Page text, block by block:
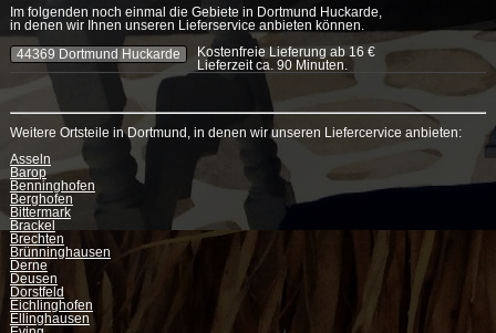
Im folgenden noch einmal die Gebiete in Dortmund Huckarde,
in denen wir Ihnen unseren Lieferservice anbieten können.
44369 Dortmund Huckarde
Kostenfreie Lieferung ab 16 €
Lieferzeit ca. 90 Minuten.
Weitere Ortsteile in Dortmund, in denen wir unseren Liefercervice anbieten:
Asseln
Barop
Benninghofen
Berghofen
Bittermark
Brackel
Brechten
Brünninghausen
Derne
Deusen
Dorstfeld
Eichlinghofen
Ellinghausen